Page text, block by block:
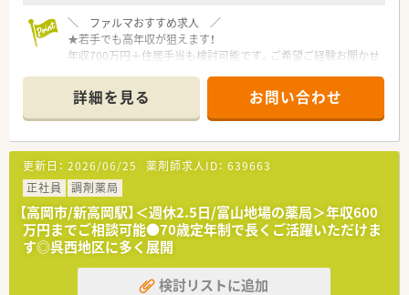
＼ ファルマおすすめ求人 ／
★若手でも高年収が狙えます！
年収700万円＋住居手当も検討可能です。ご希望ご経験お聞かせ
★新規出店を見据えた増員募集！
今夏以降に新店計画あり◎今後店舗展開していくため、新店での
経験も積むことができます
詳細を見る お問い合わせ
更新日： 2026/06/25 薬剤師求人ID： 639663
正社員
調剤薬局
【高岡市/新高岡駅】＜週休2.5日/富山地場の薬局＞年収600
万円までご相談可能●70歳定年制で長くご活躍いただけま
す◎呉西地区に多く展開
検討リストに追加